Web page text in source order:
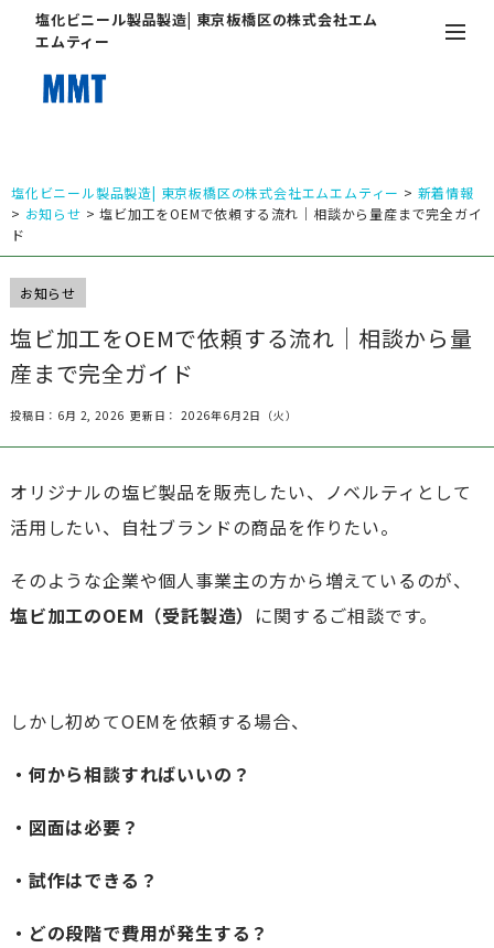
塩化ビニール製品製造| 東京板橋区の株式会社エム
エムティー
塩化ビニール製品製造| 東京板橋区の株式会社エムエムティー > 新着情報
> お知らせ >塩ビ加工をOEMで依頼する流れ｜相談から量産まで完全ガイ
ド
お知らせ
塩ビ加工をOEMで依頼する流れ｜相談から量
産まで完全ガイド
投稿日：6月 2, 2026 更新日： 2026年6月2日（火）
オリジナルの塩ビ製品を販売したい、ノベルティとして
活用したい、自社ブランドの商品を作りたい。
そのような企業や個人事業主の方から増えているのが、
塩ビ加工のOEM（受託製造） に関するご相談です。
しかし初めてOEMを依頼する場合、
・何から相談すればいいの？
・図面は必要？
・試作はできる？
・どの段階で費用が発生する？